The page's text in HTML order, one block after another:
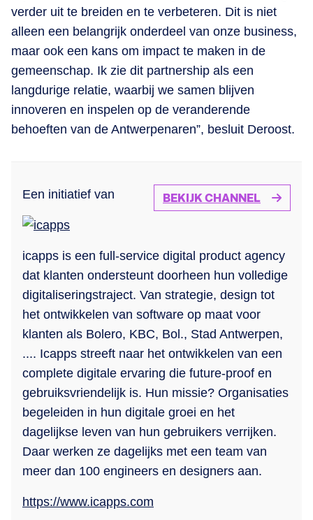
verder uit te breiden en te verbeteren. Dit is niet
alleen een belangrijk onderdeel van onze business,
maar ook een kans om impact te maken in de
gemeenschap. Ik zie dit partnership als een
langdurige relatie, waarbij we samen blijven
innoveren en inspelen op de veranderende
behoeften van de Antwerpenaren”, besluit Deroost.
BEKIJK CHANNEL
Een initiatief van
icapps is een full-service digital product agency
dat klanten ondersteunt doorheen hun volledige
digitaliseringstraject. Van strategie, design tot
het ontwikkelen van software op maat voor
klanten als Bolero, KBC, Bol., Stad Antwerpen,
.... Icapps streeft naar het ontwikkelen van een
complete digitale ervaring die future-proof en
gebruiksvriendelijk is. Hun missie? Organisaties
begeleiden in hun digitale groei en het
dagelijkse leven van hun gebruikers verrijken.
Daar werken ze dagelijks met een team van
meer dan 100 engineers en designers aan.
https://www.icapps.com